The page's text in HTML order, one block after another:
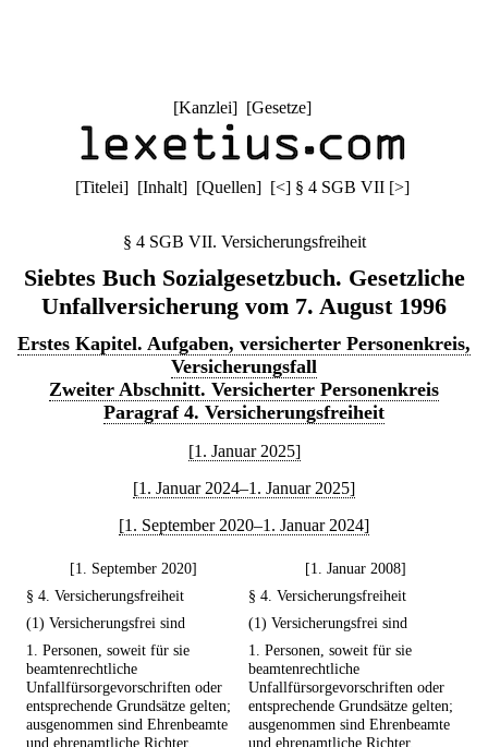
[Kanzlei] [Gesetze]
[Titelei] [Inhalt] [Quellen] [<] § 4 SGB VII [>]
§ 4 SGB VII. Versicherungsfreiheit
Siebtes Buch Sozialgesetzbuch. Gesetzliche
Unfallversicherung vom 7. August 1996
Erstes Kapitel. Aufgaben, versicherter Personenkreis,
Versicherungsfall
Zweiter Abschnitt. Versicherter Personenkreis
Paragraf 4. Versicherungsfreiheit
[1. Januar 2025]
[1. Januar 2024–1. Januar 2025]
[1. September 2020–1. Januar 2024]
[1. September 2020]
[1. Januar 2008]
§ 4. Versicherungsfreiheit
§ 4. Versicherungsfreiheit
(1) Versicherungsfrei sind
(1) Versicherungsfrei sind
1. Personen, soweit für sie
beamtenrechtliche
Unfallfürsorgevorschriften oder
entsprechende Grundsätze gelten;
ausgenommen sind Ehrenbeamte
und ehrenamtliche Richter,
1. Personen, soweit für sie
beamtenrechtliche
Unfallfürsorgevorschriften oder
entsprechende Grundsätze gelten;
ausgenommen sind Ehrenbeamte
und ehrenamtliche Richter,